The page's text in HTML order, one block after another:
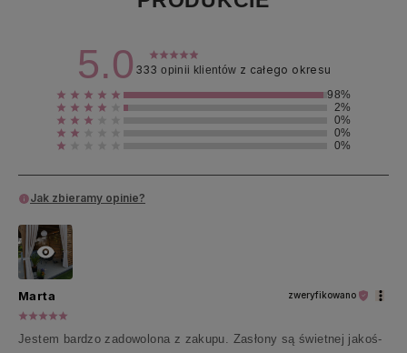
5.0 333 opinii klientów z całego okresu
98%
2%
0%
0%
0%
Jak zbieramy opinie?
Marta zweryfikowano
Jestem bardzo zadowolona z zakupu. Zasłony są świetnej jakoś-